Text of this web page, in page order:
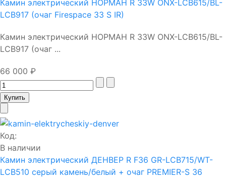
Камин электрический НОРМАН R 33W ONX-LCB615/BL-
LCB917 (очаг Firespace 33 S IR)
Камин электрический НОРМАН R 33W ONX-LCB615/BL-
LCB917 (очаг ...
66 000 ₽
Код:
В наличии
Камин электрический ДЕНВЕР R F36 GR-LCB715/WT-
LCB510 серый камень/белый + очаг PREMIER-S 36